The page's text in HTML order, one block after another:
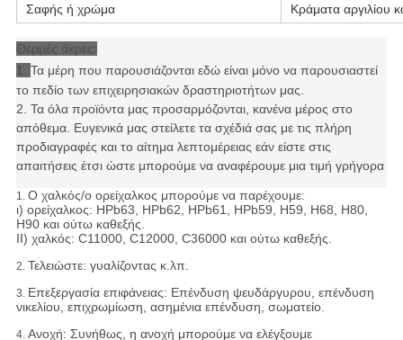
Σαφής ή χρώμα
Κράματα αργιλίου
Θερμές άκρες:
1. Τα μέρη που παρουσιάζονται εδώ είναι μόνο να παρουσιαστεί
το πεδίο των επιχειρησιακών δραστηριοτήτων μας.
2. Τα όλα προϊόντα μας προσαρμόζονται, κανένα μέρος στο
απόθεμα. Ευγενικά μας στείλετε τα σχέδιά σας με τις πλήρη
προδιαγραφές και το αίτημα λεπτομέρειας εάν είστε στις
απαιτήσεις έτσι ώστε μπορούμε να αναφέρουμε μια τιμή γρήγορα
1. Ο χαλκός/ο ορείχαλκος μπορούμε να παρέχουμε:
ι) ορείχαλκος: HPb63, HPb62, HPb61, HPb59, H59, H68, H80,
H90 και ούτω καθεξής.
ΙΙ) χαλκός: C11000, C12000, C36000 και ούτω καθεξής.
2. Τελειώστε: γυαλίζοντας κ.λπ.
3. Επεξεργασία επιφάνειας: Επένδυση ψευδάργυρου, επένδυση
νικελίου, επιχρωμίωση, ασημένια επένδυση, σωματείο.
4. Ανοχή: Συνήθως, η ανοχή μπορούμε να ελέγξουμε